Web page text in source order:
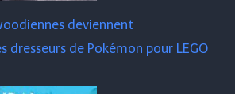
deviennent
dresseurs de Pokémon pour LEGO